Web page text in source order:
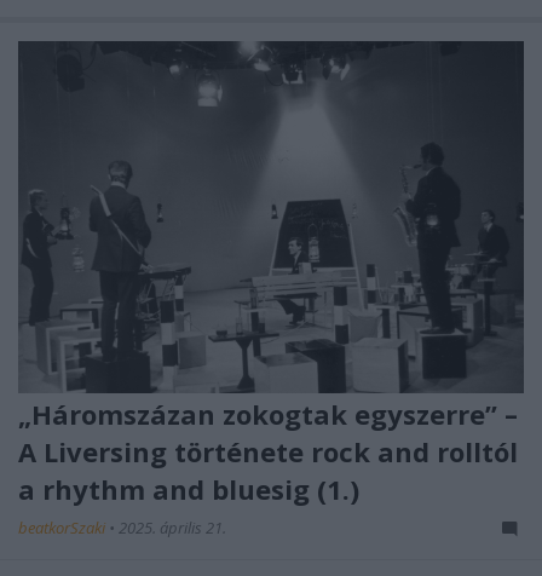
„Háromszázan zokogtak egyszerre” –
A Liversing története rock and rolltól
a rhythm and bluesig (1.)
beatkorSzaki • 2025. április 21.